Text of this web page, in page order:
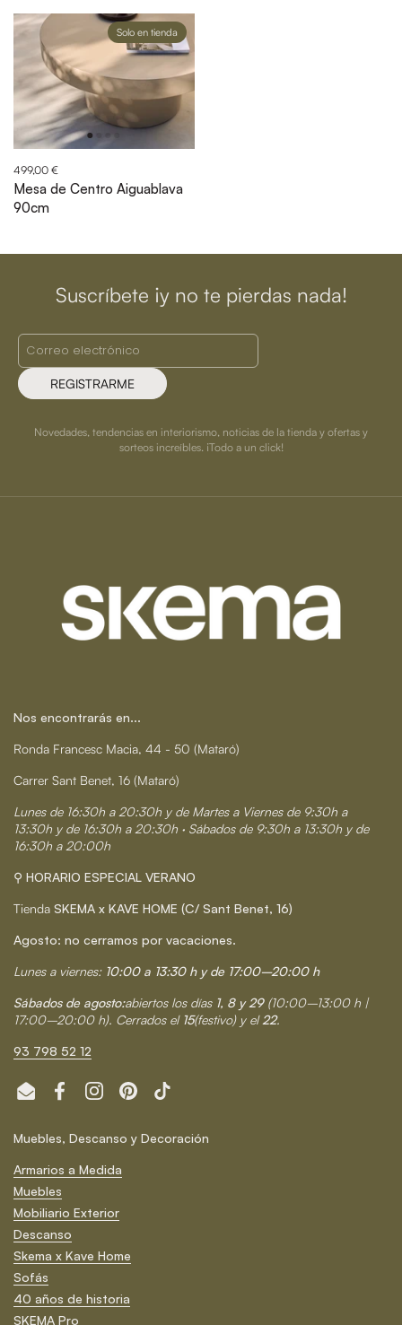
499,00 €
Mesa de Centro Aiguablava
90cm
Solo en tienda
Suscríbete ¡y no te pierdas nada!
REGISTRARME
Novedades, tendencias en interiorismo, noticias de la tienda y ofertas y
sorteos increíbles. ¡Todo a un click!
Nos encontrarás en...
Ronda Francesc Macia, 44 - 50 (Mataró)
Carrer Sant Benet, 16 (Mataró)
Lunes de 16:30h a 20:30h y de Martes a Viernes de 9:30h a
13:30h y de 16:30h a 20:30h · Sábados de 9:30h a 13:30h y de
16:30h a 20:00h
⚲ HORARIO ESPECIAL VERANO
Tienda SKEMA x KAVE HOME (C/ Sant Benet, 16)
Agosto: no cerramos por vacaciones.
Lunes a viernes: 10:00 a 13:30 h y de 17:00–20:00 h
Sábados de agosto:abiertos los días 1, 8 y 29 (10:00–13:00 h |
17:00–20:00 h). Cerrados el 15(festivo) y el22.
93 798 52 12
Email FacebookInstagramPinterestTikTok
Muebles, Descanso y Decoración
Armarios a Medida
Muebles
Mobiliario Exterior
Descanso
Skema x Kave Home
Sofás
40 años de historia
SKEMA Pro